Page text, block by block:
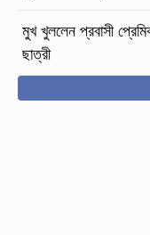
মুখ খুললেন প্রবাসী
ছাত্রী